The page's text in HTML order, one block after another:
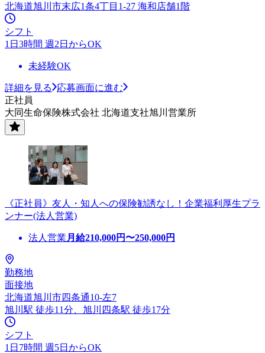
北海道旭川市末広1条4丁目1-27 海和店舗1階
シフト
1日3時間 週2日からOK
未経験OK
詳細を見る
応募画面に進む
正社員
大同生命保険株式会社 北海道支社旭川営業所
《正社員》友人・知人への保険勧誘なし！企業福利厚生プラ
ンナー(法人営業)
法人営業 月給210,000円〜250,000円
勤務地
面接地
北海道旭川市四条通10-左7
旭川駅 徒歩11分、旭川四条駅 徒歩17分
シフト
1日7時間 週5日からOK